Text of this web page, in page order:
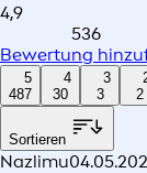
4,9
536
Bewertung
5
487
4
30
3
3
2
Sortieren
Nazlimu